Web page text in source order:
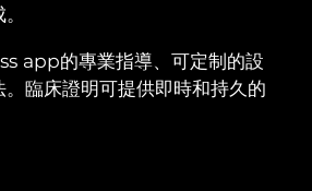
app的專業指導、可定制的設
臨床證明可提供即時和持久的
4 Plus
LED heating
2 go
toning on-the-go
3 套裝
hydration
4
silicone sonic toothbrush
納
預計送達日期8/14/26